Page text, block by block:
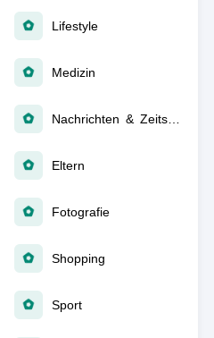
Lifestyle
Medizin
Eltern
Fotografie
Shopping
Sport